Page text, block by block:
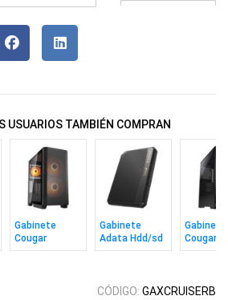
USUARIOS TAMBIÉN COMPRAN
Gabinete
Cougar
Airface Flo
Gabinete
Adata Hdd/sd
2.5 Ecológico
Gabinete
Cougar
2 Mesh
CÓDIGO: GAXCRUISERB